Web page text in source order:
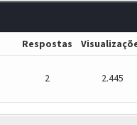
Respostas
2 2.445